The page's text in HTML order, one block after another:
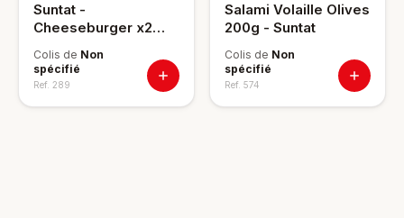
Suntat -
Cheeseburger x2
Colis de Non
spécifié
Ref. 289
Salami Volaille Olives
200g - Suntat
Colis de Non
spécifié
Ref. 574